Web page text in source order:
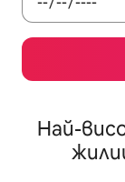
Най-